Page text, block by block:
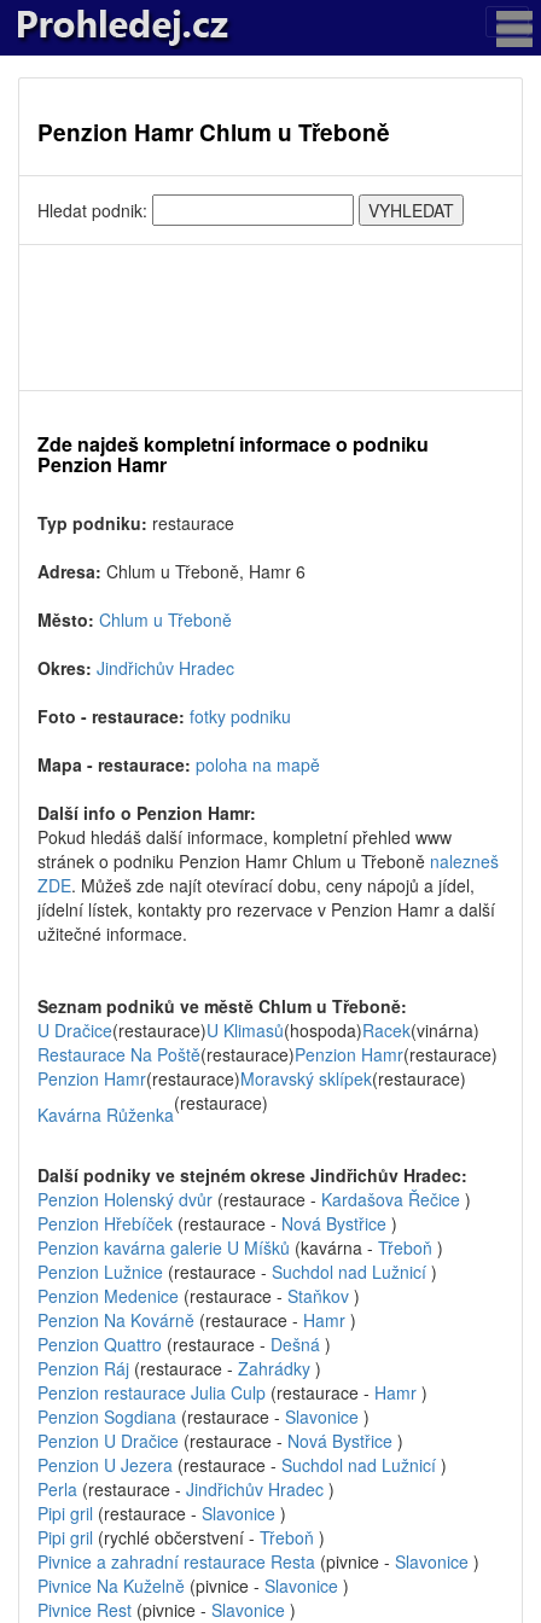
Penzion Hamr Chlum u Třeboně
Hledat podnik:
Zde najdeš kompletní informace o podniku
Penzion Hamr
Typ podniku: restaurace
Adresa: Chlum u Třeboně, Hamr 6
Město: Chlum u Třeboně
Okres: Jindřichův Hradec
Foto - restaurace: fotky podniku
Mapa - restaurace: poloha na mapě
Další info o Penzion Hamr:
Pokud hledáš další informace, kompletní přehled www
stránek o podniku Penzion Hamr Chlum u Třeboně nalezneš
ZDE. Můžeš zde najít otevírací dobu, ceny nápojů a jídel,
jídelní lístek, kontakty pro rezervace v Penzion Hamr a další
užitečné informace.
Seznam podniků ve městě Chlum u Třeboně:
U Dračice(restaurace)U Klimasů(hospoda)Racek(vinárna)
Restaurace Na Poště(restaurace)Penzion Hamr(restaurace)
Penzion Hamr(restaurace)Moravský sklípek(restaurace)
Kavárna Růženka(restaurace)
Další podniky ve stejném okrese Jindřichův Hradec:
Penzion Holenský dvůr (restaurace - Kardašova Řečice )
Penzion Hřebíček (restaurace - Nová Bystřice )
Penzion kavárna galerie U Míšků (kavárna - Třeboň )
Penzion Lužnice (restaurace - Suchdol nad Lužnicí )
Penzion Medenice (restaurace - Staňkov )
Penzion Na Kovárně (restaurace - Hamr )
Penzion Quattro (restaurace - Dešná )
Penzion Ráj (restaurace - Zahrádky )
Penzion restaurace Julia Culp (restaurace - Hamr )
Penzion Sogdiana (restaurace - Slavonice )
Penzion U Dračice (restaurace - Nová Bystřice )
Penzion U Jezera (restaurace - Suchdol nad Lužnicí )
Perla (restaurace - Jindřichův Hradec )
Pipi gril (restaurace - Slavonice )
Pipi gril (rychlé občerstvení - Třeboň )
Pivnice a zahradní restaurace Resta (pivnice - Slavonice )
Pivnice Na Kuželně (pivnice - Slavonice )
Pivnice Rest (pivnice - Slavonice )